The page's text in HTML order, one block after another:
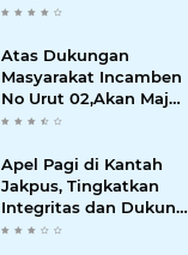
Atas Dukungan
Masyarakat Incamben
No Urut 02,Akan Maju
Untuk Memajukan
Apel Pagi di Kantah
Jakpus, Tingkatkan
Integritas dan Dukung
WBK